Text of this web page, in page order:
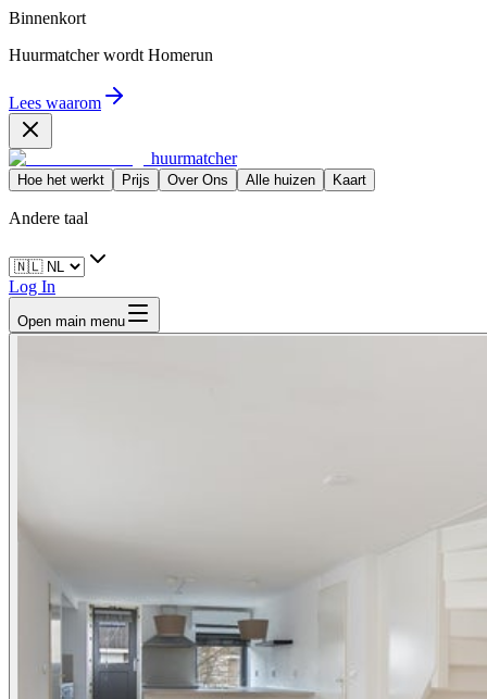
Binnenkort
Huurmatcher wordt Homerun
Lees waarom
huurmatcher
Hoe het werkt Prijs Over Ons Alle huizen Kaart
Andere taal
Log In
Open main menu